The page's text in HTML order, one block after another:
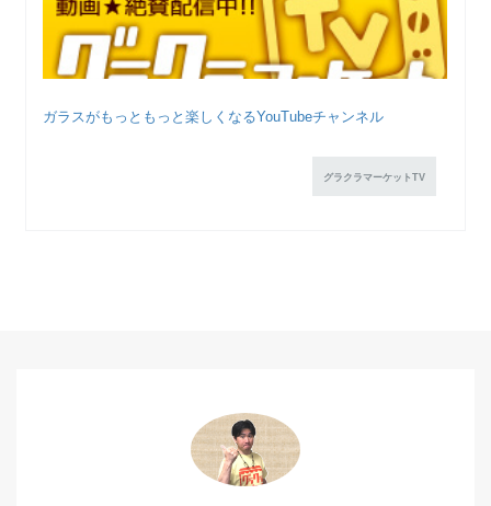
ガラスがもっともっと楽しくなるYouTubeチャンネル
グラクラマーケットTV